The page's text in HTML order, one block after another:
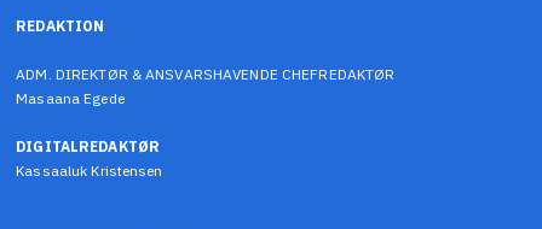
REDAKTION
ADM. DIREKTØR & ANSVARSHAVENDE CHEFREDAKTØR
Masaana Egede
DIGITALREDAKTØR
Kassaaluk Kristensen